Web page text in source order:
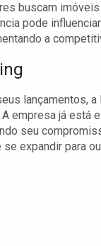
buscam
pode
a
lançamentos,
empresa já está
seu
se expandir para